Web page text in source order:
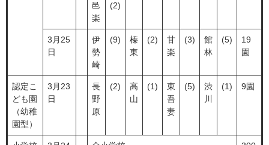
邑
楽
(2)
3月25
日
伊
勢
崎
(9)
榛
東
(2)
甘
楽
(3)
館
林
(5)
19
園
認定こ
ども園
（幼稚
園型）
3月23
日
長
野
原
(2)
高
山
(1)
東
吾
妻
(5)
渋
川
(1) 9園